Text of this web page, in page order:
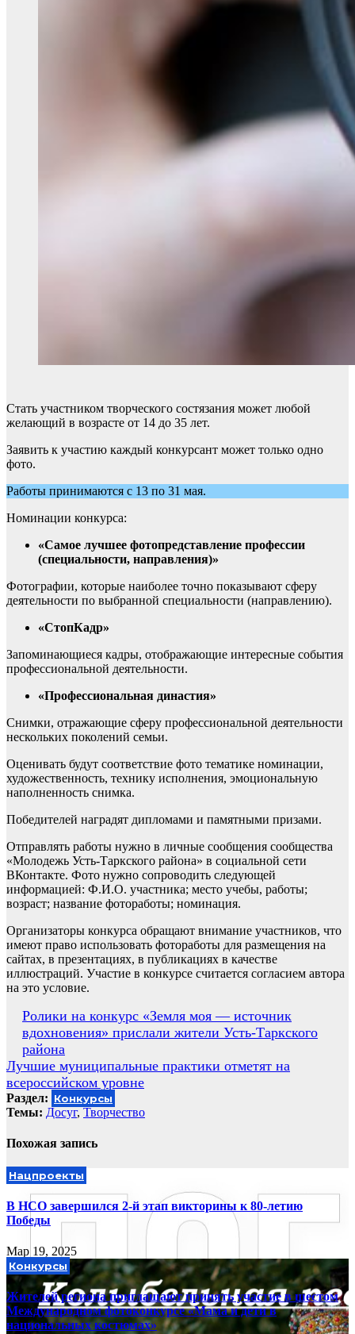
Стать участником творческого состязания может любой
желающий в возрасте от 14 до 35 лет.
Заявить к участию каждый конкурсант может только одно
фото.
Работы принимаются с 13 по 31 мая.
Номинации конкурса:
«Самое лучшее фотопредставление профессии
(специальности, направления)»
Фотографии, которые наиболее точно показывают сферу
деятельности по выбранной специальности (направлению).
«СтопКадр»
Запоминающиеся кадры, отображающие интересные события
профессиональной деятельности.
«Профессиональная династия»
Снимки, отражающие сферу профессиональной деятельности
нескольких поколений семьи.
Оценивать будут соответствие фото тематике номинации,
художественность, технику исполнения, эмоциональную
наполненность снимка.
Победителей наградят дипломами и памятными призами.
Отправлять работы нужно в личные сообщения сообщества
«Молодежь Усть-Таркского района» в социальной сети
ВКонтакте. Фото нужно сопроводить следующей
информацией: Ф.И.О. участника; место учебы, работы;
возраст; название фотоработы; номинация.
Организаторы конкурса обращают внимание участников, что
имеют право использовать фотоработы для размещения на
сайтах, в презентациях, в публикациях в качестве
иллюстраций. Участие в конкурсе считается согласием автора
на это условие.
Навигация
по
записям
Ролики на конкурс «Земля моя — источник
вдохновения» прислали жители Усть-Таркского
района
Лучшие муниципальные практики отметят на
всероссийском уровне
Раздел: Конкурсы
Темы: Досуг, Творчество
Похожая запись
Нацпроекты
В НСО завершился 2-й этап викторины к 80-летию
Победы
Мар 19, 2025
Конкурсы
Жителей региона приглашают принять участие в шестом
Международном фотоконкурсе «Мама и дети в
национальных костюмах»